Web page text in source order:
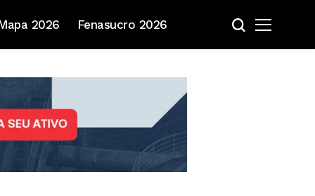
2026 Fenasucro 2026